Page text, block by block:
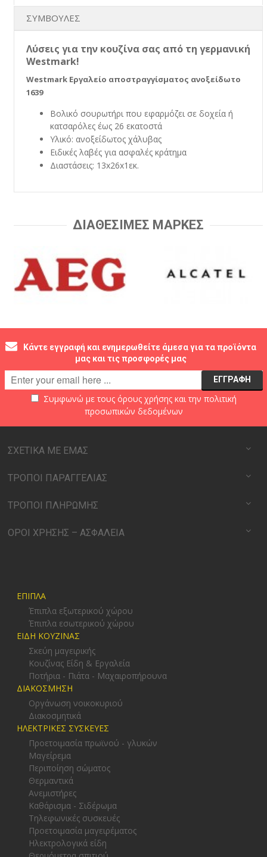
ΣΥΜΒΟΥΛΕΣ
Λύσεις για την κουζίνα σας από τη γερμανική
Westmark!
Westmark Εργαλείο αποστραγγίσματος ανοξείδωτο
1639
Βολικό σουρωτήρι που εφαρμόζει σε δοχεία ή
κατσαρόλες έως 26 εκατοστά
Υλικό: ανοξείδωτος χάλυβας
Ειδικές λαβές για ασφαλές κράτημα
Διαστάσεις: 13x26x1εκ.
ΔΙΑΘΕΣΙΜΕΣ ΜΑΡΚΕΣ
Κάντε εγγραφή και ενημερωθείτε άμεσα για τα προϊόντα
μας και τις προσφορές μας
Συμφωνώ με τους όρους χρήσηςκαι την πολιτική
προσωπικών δεδομένων
ΣΧΕΤΙΚΑ ΜΕ ΕΜΑΣ
ΤΡΟΠΟΙ ΠΑΡΑΓΓΕΛΙΑΣ
ΤΡΟΠΟΙ ΠΛΗΡΩΜΗΣ
ΟΡΟΙ ΧΡΗΣΗΣ – ΑΣΦΑΛΕΙΑ
ΕΠΙΠΛΑ
Έπιπλα εξωτερικού χώρου
Έπιπλα εσωτερικού χώρου
ΕΙΔΗ ΚΟΥΖΙΝΑΣ
Σκεύη μαγειρικής
Κουζίνας Είδη & Εργαλεία
Ποτήρια - Πιάτα - Μαχαιροπήρουνα
ΔΙΑΚΟΣΜΗΣΗ
Οργάνωση νοικοκυριού
Διακοσμητικά
ΗΛΕΚΤΡΙΚΕΣ ΣΥΣΚΕΥΕΣ
Προετοιμασία πρωϊνού - γλυκών
Μαγείρεμα
Περιποίηση σώματος
Θερμαντικά
Ανεμιστήρες
Καθάρισμα - Σιδέρωμα
Τηλεφωνικές συσκευές
Προετοιμασία μαγειρέματος
Ηλεκτρολογικά είδη